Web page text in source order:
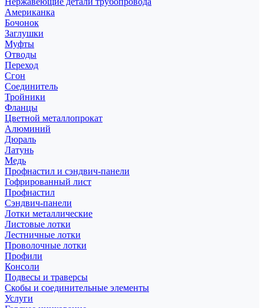
Американка
Бочонок
Заглушки
Муфты
Отводы
Переход
Сгон
Соединитель
Тройники
Фланцы
Цветной металлопрокат
Алюминий
Дюраль
Латунь
Медь
Профнастил и сэндвич-панели
Гофрированный лист
Профнастил
Сэндвич-панели
Лотки металлические
Листовые лотки
Лестничные лотки
Проволочные лотки
Профили
Консоли
Подвесы и траверсы
Скобы и соединительные элементы
Услуги